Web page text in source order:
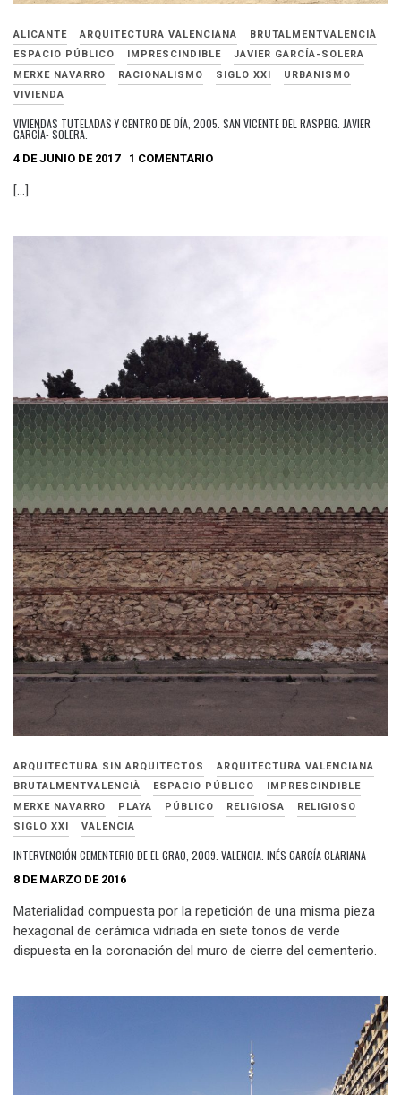
ALICANTE ARQUITECTURA VALENCIANA
BRUTALMENTVALENCIÀ
ESPACIO PÚBLICO
IMPRESCINDIBLE
JAVIER GARCÍA-SOLERA
MERXE NAVARRO
RACIONALISMO SIGLO XXI
URBANISMO
VIVIENDA
VIVIENDAS TUTELADAS Y CENTRO DE DÍA, 2005. SAN VICENTE DEL RASPEIG. JAVIER
GARCÍA- SOLERA.
4 DE JUNIO DE 2017 1 COMENTARIO
[…]
ARQUITECTURA SIN ARQUITECTOS
ARQUITECTURA VALENCIANA
BRUTALMENTVALENCIÀ
ESPACIO PÚBLICO
IMPRESCINDIBLE
MERXE NAVARRO
PLAYA PÚBLICO RELIGIOSA
RELIGIOSO
SIGLO XXI
VALENCIA
INTERVENCIÓN CEMENTERIO DE EL GRAO, 2009. VALENCIA. INÉS GARCÍA CLARIANA
8 DE MARZO DE 2016
Materialidad compuesta por la repetición de una misma pieza
hexagonal de cerámica vidriada en siete tonos de verde
dispuesta en la coronación del muro de cierre del cementerio.